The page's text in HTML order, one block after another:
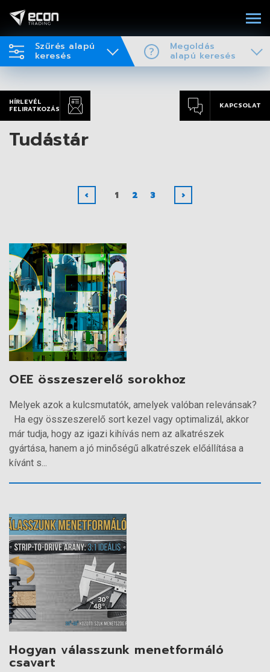
Szűrés alapú
keresés
Megoldás
alapú keresés
HÍRLEVÉL
FELIRATKOZÁS
KAPCSOLAT
Tudástár
‹ 1 2 3 ›
OEE összeszerelő sorokhoz
Melyek azok a kulcsmutatók, amelyek valóban relevánsak?
Ha egy összeszerelő sort kezel vagy optimalizál, akkor
már tudja, hogy az igazi kihívás nem az alkatrészek
gyártása, hanem a jó minőségű alkatrészek előállítása a
kívánt s...
Hogyan válasszunk menetformáló
csavart